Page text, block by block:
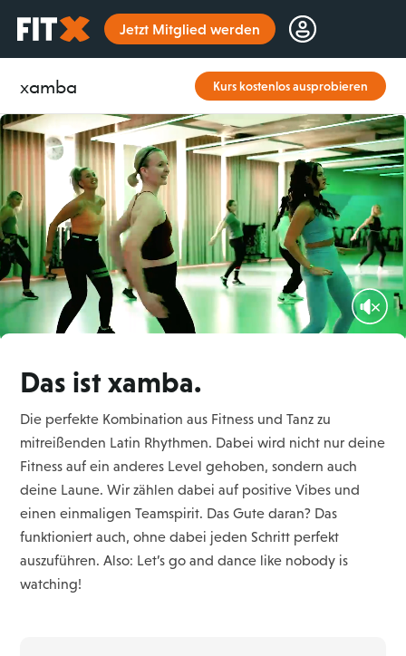
Startseite Jetzt Mitglied werden
xamba Kurs kostenlos ausprobieren
Das ist xamba.
Die perfekte Kombination aus Fitness und Tanz zu
mitreißenden Latin Rhythmen. Dabei wird nicht nur deine
Fitness auf ein anderes Level gehoben, sondern auch
deine Laune. Wir zählen dabei auf positive Vibes und
einen einmaligen Teamspirit. Das Gute daran? Das
funktioniert auch, ohne dabei jeden Schritt perfekt
auszuführen. Also: Let’s go and dance like nobody is
watching!